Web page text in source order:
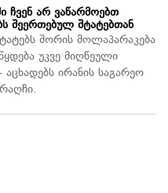
ჩვენ არ ვაწარმოებთ
შეერთებულ შტატებთან
შორის მოლაპარაკება
უკვე მიღწეული
ირანის საგარეო